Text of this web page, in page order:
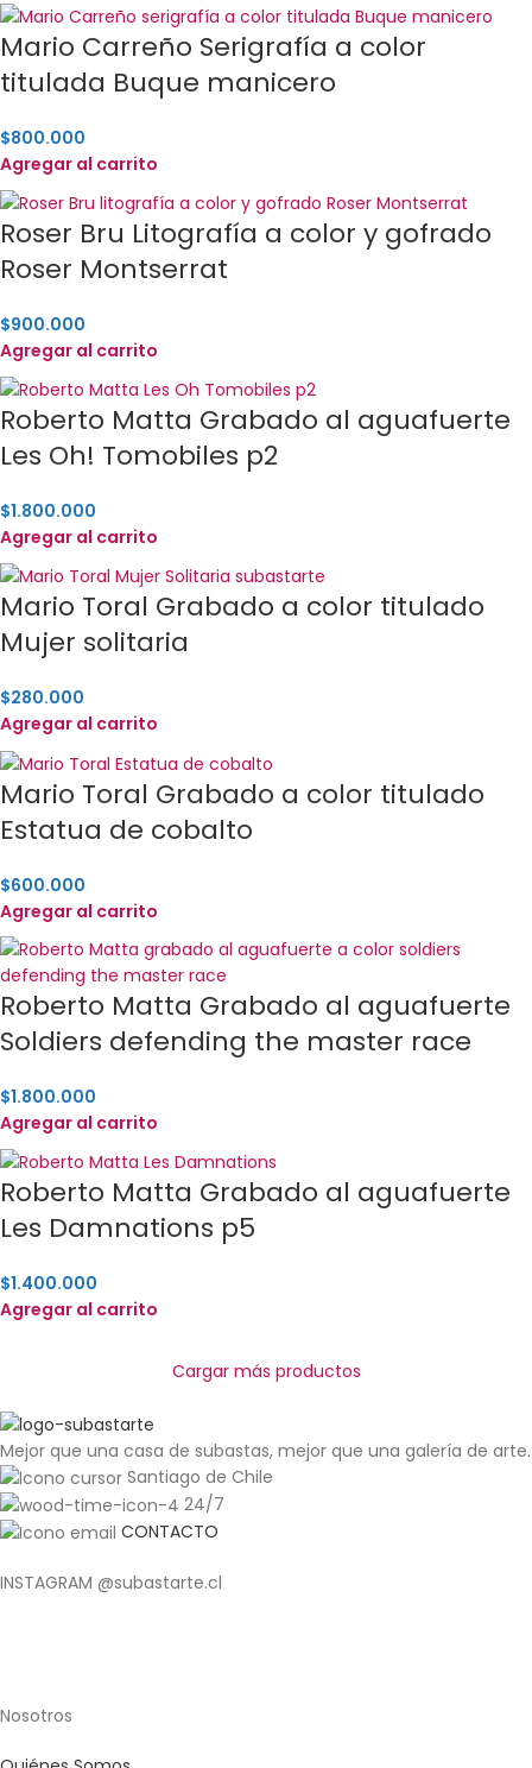
Mario Carreño Serigrafía a color
titulada Buque manicero
$800.000
Agregar al carrito
Roser Bru Litografía a color y gofrado
Roser Montserrat
$900.000
Agregar al carrito
Roberto Matta Grabado al aguafuerte
Les Oh! Tomobiles p2
$1.800.000
Agregar al carrito
Mario Toral Grabado a color titulado
Mujer solitaria
$280.000
Agregar al carrito
Mario Toral Grabado a color titulado
Estatua de cobalto
$600.000
Agregar al carrito
Roberto Matta Grabado al aguafuerte
Soldiers defending the master race
$1.800.000
Agregar al carrito
Roberto Matta Grabado al aguafuerte
Les Damnations p5
$1.400.000
Agregar al carrito
Cargar más productos
Mejor que una casa de subastas, mejor que una galería de arte.
Santiago de Chile
24/7
CONTACTO
INSTAGRAM @subastarte.cl
Nosotros